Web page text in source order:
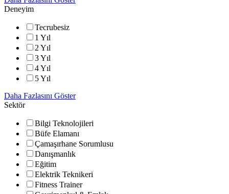
Deneyim
Tecrubesiz
1 Yıl
2 Yıl
3 Yıl
4 Yıl
5 Yıl
Daha Fazlasını Göster
Sektör
Bilgi Teknolojileri
Büfe Elamanı
Çamaşırhane Sorumlusu
Danışmanlık
Eğitim
Elektrik Teknikeri
Fitness Trainer